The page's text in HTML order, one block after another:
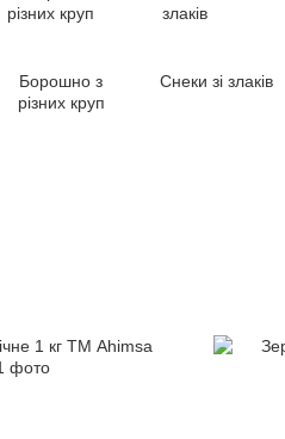
Борошно з
різних круп
Снеки зі злаків